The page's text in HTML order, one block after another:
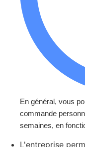
En général, vous
commande
semaines, en
L'entreprise